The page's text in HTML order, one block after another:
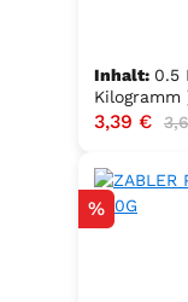
Inhalt: 0.5
Kilogramm
3,39 €
Rabatt
%